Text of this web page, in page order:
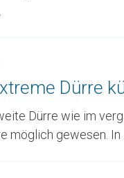
Dürre
Dürre wie im
möglich gewesen. In ...